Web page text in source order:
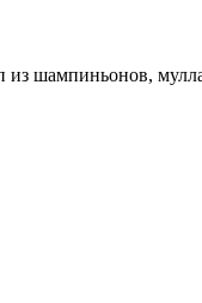
из шампиньонов,